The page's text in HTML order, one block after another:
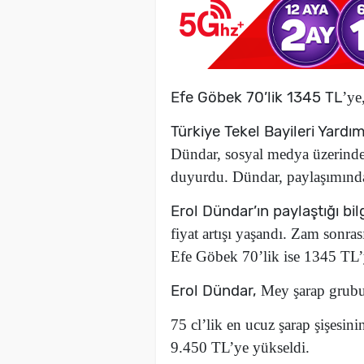
Efe Göbek 70’lik 1345 TL
Türkiye Tekel Bayileri
Dündar, sosyal medya
duyurdu. Dündar,
Erol Dündar’ın paylaştığı
fiyat artışı yaşandı. Zam
Efe Göbek 70’lik ise 1345 TL
Erol Dündar, Mey şarap
75 cl’lik en ucuz şarap
9.450 TL’ye yükseldi.